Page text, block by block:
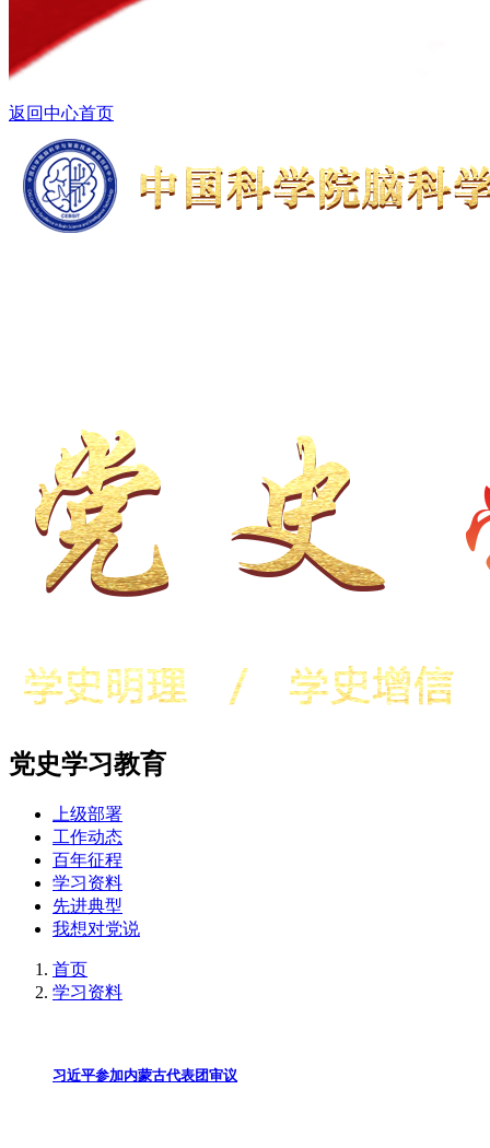
返回中心首页
党史学习教育
上级部署
工作动态
百年征程
学习资料
先进典型
我想对党说
首页
学习资料
习近平参加内蒙古代表团审议